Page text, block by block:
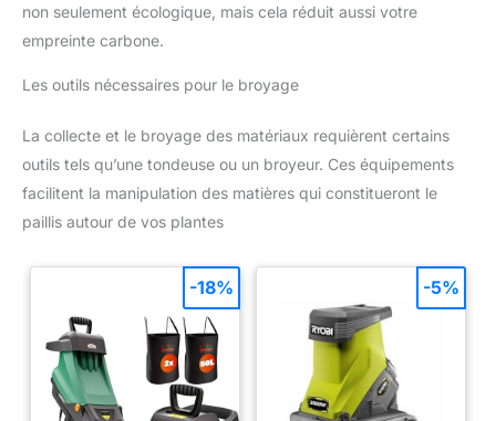
non seulement écologique, mais cela réduit aussi votre
empreinte carbone.
Les outils nécessaires pour le broyage
La collecte et le broyage des matériaux requièrent certains
outils tels qu’une tondeuse ou un broyeur. Ces équipements
facilitent la manipulation des matières qui constitueront le
paillis autour de vos plantes
-18% -5%